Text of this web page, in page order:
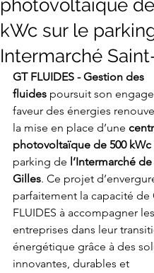
photovoltaïque
kWc sur le
Intermarché
GT FLUIDES - Gestion des
fluides poursuit son
faveur des énergies
la mise en place d’une
photovoltaïque de 500 kWc
parking de l’Intermarché
Gilles. Ce projet
parfaitement la capacité de
FLUIDES à accompagner les
entreprises dans leur
énergétique grâce à des
innovantes, durables et